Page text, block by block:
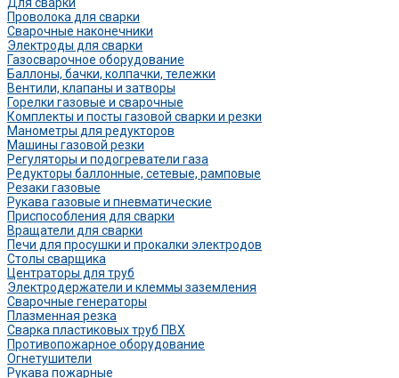
Проволока для сварки
Сварочные наконечники
Электроды для сварки
Газосварочное оборудование
Баллоны, бачки, колпачки, тележки
Вентили, клапаны и затворы
Горелки газовые и сварочные
Комплекты и посты газовой сварки и резки
Манометры для редукторов
Машины газовой резки
Регуляторы и подогреватели газа
Редукторы баллонные, сетевые, рамповые
Резаки газовые
Рукава газовые и пневматические
Приспособления для сварки
Вращатели для сварки
Печи для просушки и прокалки электродов
Столы сварщика
Центраторы для труб
Электродержатели и клеммы заземления
Сварочные генераторы
Плазменная резка
Сварка пластиковых труб ПВХ
Противопожарное оборудование
Огнетушители
Рукава пожарные